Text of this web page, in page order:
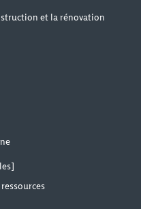
et la rénovation